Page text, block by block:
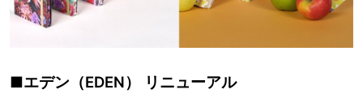
■エデン（EDEN） リニューアル